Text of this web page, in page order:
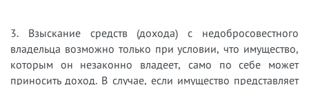
3. Взыскание средств (дохода) с недобросовестного
владельца возможно только при условии, что имущество,
которым он незаконно владеет, само по себе может
приносить доход. В случае, если имущество представляет